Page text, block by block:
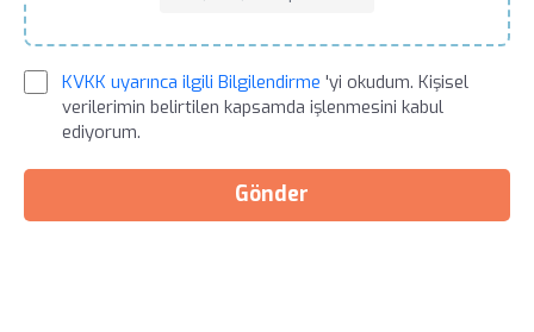
KVKK uyarınca ilgili Bilgilendirme 'yi okudum. Kişisel
verilerimin belirtilen kapsamda işlenmesini kabul
ediyorum.
Gönder